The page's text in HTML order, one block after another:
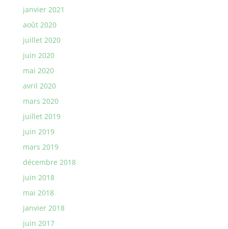
janvier 2021
août 2020
juillet 2020
juin 2020
mai 2020
avril 2020
mars 2020
juillet 2019
juin 2019
mars 2019
décembre 2018
juin 2018
mai 2018
janvier 2018
juin 2017